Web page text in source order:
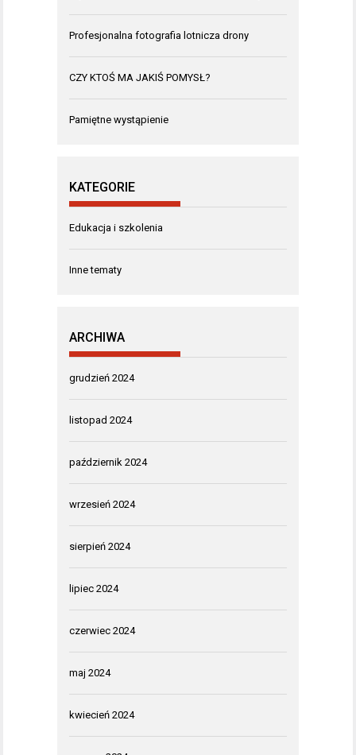
Profesjonalna fotografia lotnicza drony
CZY KTOŚ MA JAKIŚ POMYSŁ?
Pamiętne wystąpienie
KATEGORIE
Edukacja i szkolenia
Inne tematy
ARCHIWA
grudzień 2024
listopad 2024
październik 2024
wrzesień 2024
sierpień 2024
lipiec 2024
czerwiec 2024
maj 2024
kwiecień 2024